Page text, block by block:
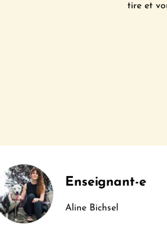
tire et
Enseignant-e
Aline Bichsel